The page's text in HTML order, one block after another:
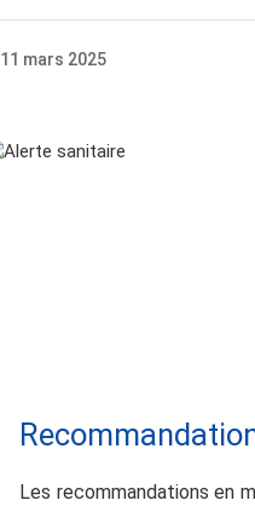
11 mars 2025
Les recommandations en